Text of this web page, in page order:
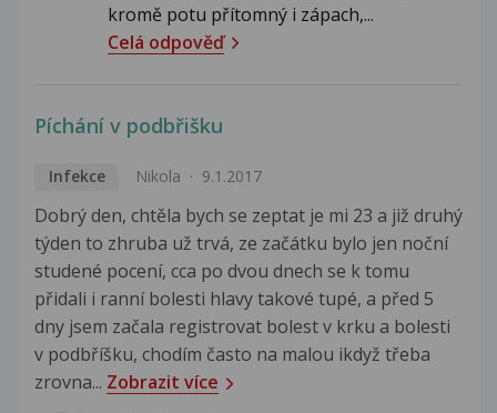
kromě potu přítomný i zápach,...
Celá odpověď
Píchání v podbřišku
Infekce Nikola 9.1.2017
Dobrý den, chtěla bych se zeptat je mi 23 a již druhý
týden to zhruba už trvá, ze začátku bylo jen noční
studené pocení, cca po dvou dnech se k tomu
přidali i ranní bolesti hlavy takové tupé, a před 5
dny jsem začala registrovat bolest v krku a bolesti
v podbříšku, chodím často na malou ikdyž třeba
zrovna... Zobrazit více